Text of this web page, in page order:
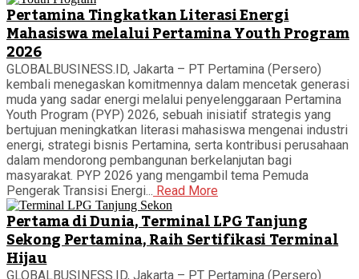
Pertamina Tingkatkan Literasi Energi
Mahasiswa melalui Pertamina Youth Program
2026
GLOBALBUSINESS.ID, Jakarta – PT Pertamina (Persero)
kembali menegaskan komitmennya dalam mencetak generasi
muda yang sadar energi melalui penyelenggaraan Pertamina
Youth Program (PYP) 2026, sebuah inisiatif strategis yang
bertujuan meningkatkan literasi mahasiswa mengenai industri
energi, strategi bisnis Pertamina, serta kontribusi perusahaan
dalam mendorong pembangunan berkelanjutan bagi
masyarakat. PYP 2026 yang mengambil tema Pemuda
Pengerak Transisi Energi... Read More
Pertama di Dunia, Terminal LPG Tanjung
Sekong Pertamina, Raih Sertifikasi Terminal
Hijau
GLOBALBUSINESS.ID, Jakarta – PT Pertamina (Persero)